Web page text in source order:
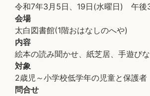
令和7年3月5日、19日(水曜日) 午後
会場
太白図書館(1階おはなしのへや)
内容
絵本の読み聞かせ、紙芝居、手遊び
対象
2歳児～小学校低学年の児童と保護
問合せ